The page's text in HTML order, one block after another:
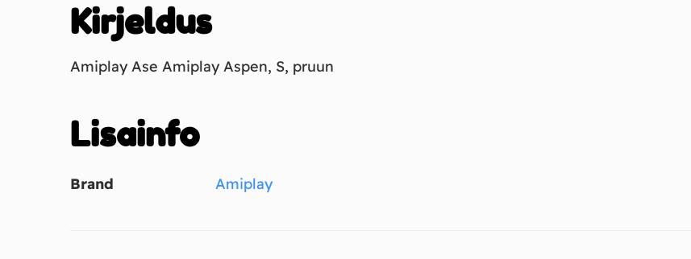
Kirjeldus
Amiplay Ase Amiplay Aspen​, S, pruun
Lisainfo
Brand Amiplay